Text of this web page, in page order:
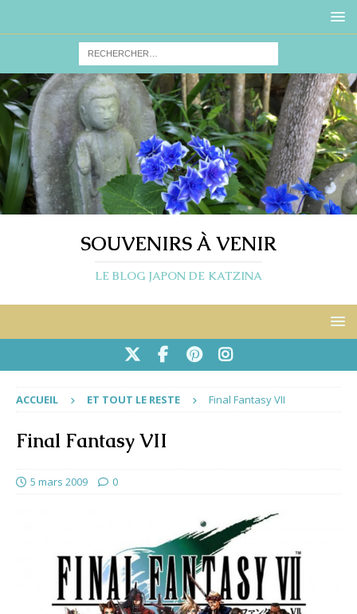
SOUVENIRS À VENIR
LE BLOG JAPON DE KATZINA
ACCUEIL ET TOUT LE RESTE Final Fantasy VII
Final Fantasy VII
5 mars 2009 0